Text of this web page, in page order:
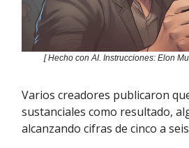
[ Hecho con AI. Instrucciones: Elon
Varios creadores publicaron
sustanciales como resultado,
alcanzando cifras de cinco a